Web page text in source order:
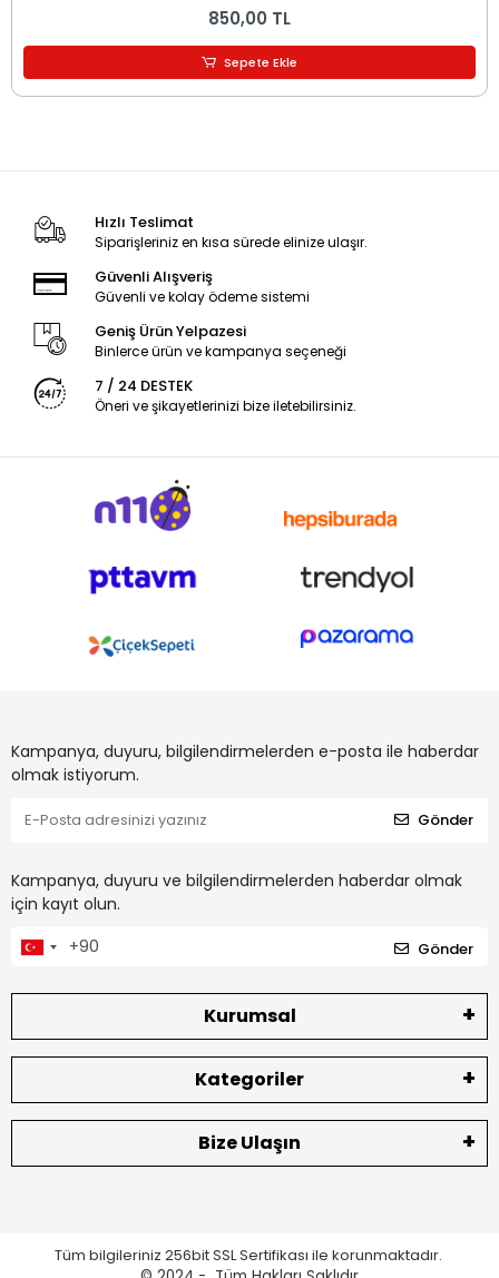
850,00 TL
Sepete Ekle
Hızlı Teslimat
Siparişleriniz en kısa sürede elinize ulaşır.
Güvenli Alışveriş
Güvenli ve kolay ödeme sistemi
Geniş Ürün Yelpazesi
Binlerce ürün ve kampanya seçeneği
7 / 24 DESTEK
Öneri ve şikayetlerinizi bize iletebilirsiniz.
Kampanya, duyuru, bilgilendirmelerden e-posta ile haberdar
olmak istiyorum.
Gönder
Kampanya, duyuru ve bilgilendirmelerden haberdar olmak
için kayıt olun.
Gönder
Kurumsal
Kategoriler
Bize Ulaşın
Tüm bilgileriniz 256bit SSL Sertifikası ile korunmaktadır.